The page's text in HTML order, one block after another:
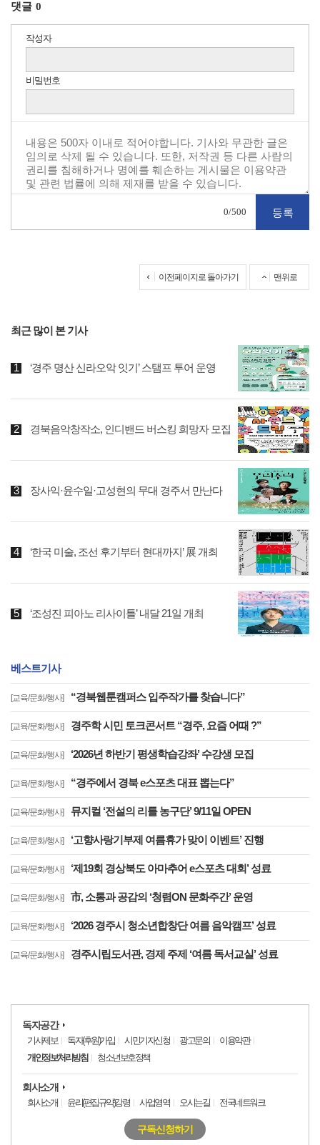
댓글 0
작성자
비밀번호
0/500
이전페이지로 돌아가기 맨위로
최근 많이 본 기사
‘경주 명산 신라오악 잇기’ 스탬프 투어 운영
경북음악창작소, 인디밴드 버스킹 희망자 모집
장사익·윤수일·고성현의 무대 경주서 만난다
‘한국 미술, 조선 후기부터 현대까지’ 展 개최
‘조성진 피아노 리사이틀’ 내달 21일 개최
베스트기사
[교육/문화/행사] “경북웹툰캠퍼스 입주작가를 찾습니다”
[교육/문화/행사] 경주학 시민 토크콘서트 “경주, 요즘 어때 ?”
[교육/문화/행사] ‘2026년 하반기 평생학습강좌’ 수강생 모집
[교육/문화/행사] “경주에서 경북 e스포츠 대표 뽑는다”
[교육/문화/행사] 뮤지컬 ‘전설의 리틀 농구단’ 9/11일 OPEN
[교육/문화/행사] ‘고향사랑기부제 여름휴가 맞이 이벤트’ 진행
[교육/문화/행사] ‘제19회 경상북도 아마추어 e스포츠 대회’ 성료
[교육/문화/행사] 市, 소통과 공감의 ‘청렴ON 문화주간’ 운영
[교육/문화/행사] ‘2026 경주시 청소년합창단 여름 음악캠프’ 성료
[교육/문화/행사] 경주시립도서관, 경제 주제 ‘여름 독서교실’ 성료
독자공간
기사제보 독자(후원)가입 시민기자신청 광고문의
이용약관
개인정보처리방침
청소년보호정책
회사소개
회사소개 윤리(편집규약)강령 사업영역 오시는길 전국네트워크
구독신청하기